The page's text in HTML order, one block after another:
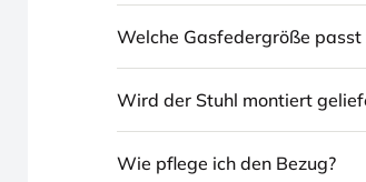
Welche Gasfedergröße passt
Wird der Stuhl montiert
Wie pflege ich den Bezug?